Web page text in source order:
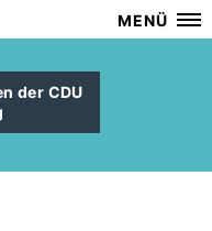
MENÜ
der CDU